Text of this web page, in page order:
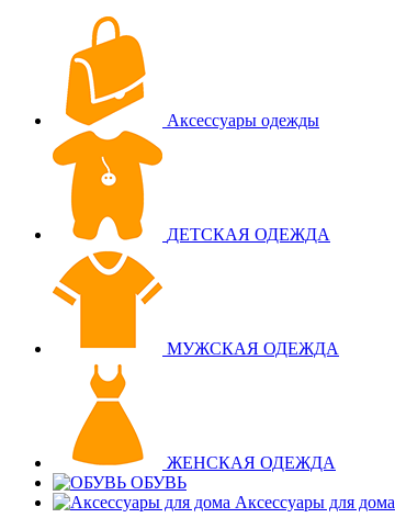
Аксессуары одежды
ДЕТСКАЯ ОДЕЖДА
МУЖСКАЯ ОДЕЖДА
ЖЕНСКАЯ ОДЕЖДА
ОБУВЬ
Аксессуары для дома